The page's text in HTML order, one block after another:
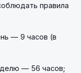
правила
— 9 часов (в
— 56 часов;